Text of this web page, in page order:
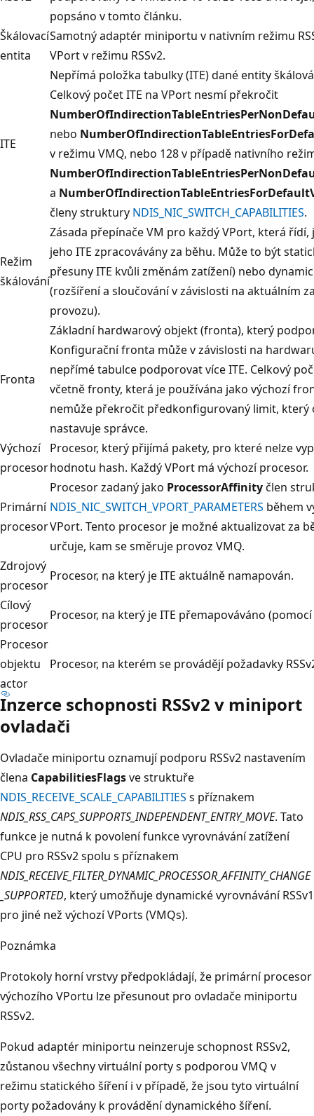
popsáno v tomto článku.
Škálovací
entita
Samotný adaptér miniportu v nativním režimu
VPort v režimu RSSv2.
ITE
Nepřímá položka tabulky (ITE) dané entity
Celkový počet ITE na VPort nesmí překročit
nebo
v režimu VMQ, nebo 128 v případě nativního
a
členy struktury NDIS_NIC_SWITCH_CAPABILITIES.
Režim
škálování
Zásada přepínače VM pro každý VPort, která řídí,
jeho ITE zpracovávány za běhu. Může to být
přesuny ITE kvůli změnám zatížení) nebo
(rozšíření a sloučování v závislosti na aktuálním
provozu).
Fronta
Základní hardwarový objekt (fronta), který
Konfigurační fronta může v závislosti na
nepřímé tabulce podporovat více ITE. Celkový
včetně fronty, která je používána jako výchozí
nemůže překročit předkonfigurovaný limit, který
nastavuje správce.
Výchozí
procesor
Procesor, který přijímá pakety, pro které nelze
hodnotu hash. Každý VPort má výchozí procesor.
Primární
procesor
Procesor zadaný jako ProcessorAffinityčlen
NDIS_NIC_SWITCH_VPORT_PARAMETERS během
VPort. Tento procesor je možné aktualizovat za
určuje, kam se směruje provoz VMQ.
Zdrojový
procesor
Procesor, na který je ITE aktuálně namapován.
Cílový
procesor
Procesor, na který je ITE přemapováváno (pomocí
Procesor
objektu
actor
Procesor, na kterém se provádějí požadavky
Inzerce schopnosti RSSv2 v miniport
ovladači
Ovladače miniportu oznamují podporu RSSv2 nastavením
člena CapabilitiesFlagsve struktuře
NDIS_RECEIVE_SCALE_CAPABILITIES s příznakem
NDIS_RSS_CAPS_SUPPORTS_INDEPENDENT_ENTRY_MOVE. Tato
funkce je nutná k povolení funkce vyrovnávání zatížení
CPU pro RSSv2 spolu s příznakem
NDIS_RECEIVE_FILTER_DYNAMIC_PROCESSOR_AFFINITY_CHANGE
_SUPPORTED, který umožňuje dynamické vyrovnávání RSSv1
pro jiné než výchozí VPorts (VMQs).
Poznámka
Protokoly horní vrstvy předpokládají, že primární procesor
výchozího VPortu lze přesunout pro ovladače miniportu
RSSv2.
Pokud adaptér miniportu neinzeruje schopnost RSSv2,
zůstanou všechny virtuální porty s podporou VMQ v
režimu statického šíření i v případě, že jsou tyto virtuální
porty požadovány k provádění dynamického šíření.